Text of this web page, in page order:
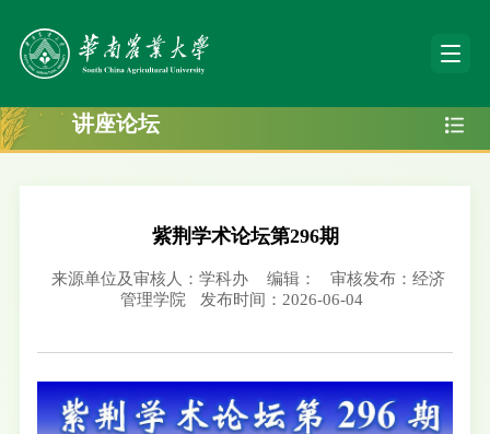
讲座论坛
紫荆学术论坛第296期
来源单位及审核人：学科办 编辑：
审核发布：经济
管理学院
发布时间：2026-06-04